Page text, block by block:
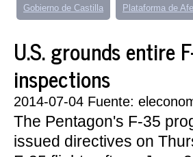
Gobierno de Castilla Plataforma de
U.S. grounds entire
inspections
2014-07-04 Fuente:
The Pentagon's F-35
issued directives on